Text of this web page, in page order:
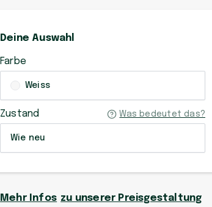
Deine Auswahl
Farbe
Weiss
Zustand Was bedeutet das?
Wie neu
Mehr Infos zu unserer Preisgestaltung